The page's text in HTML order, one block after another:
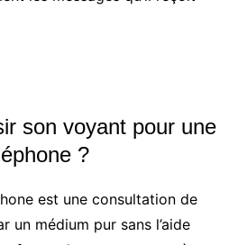
son voyant pour une
?
est une consultation de
un médium pur sans l’aide